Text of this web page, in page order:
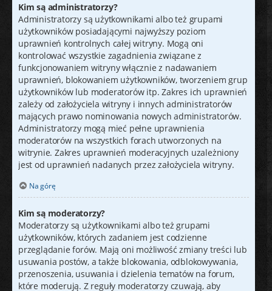
Kim są administratorzy?
Administratorzy są użytkownikami albo też grupami
użytkowników posiadającymi najwyższy poziom
uprawnień kontrolnych całej witryny. Mogą oni
kontrolować wszystkie zagadnienia związane z
funkcjonowaniem witryny włącznie z nadawaniem
uprawnień, blokowaniem użytkowników, tworzeniem grup
użytkowników lub moderatorów itp. Zakres ich uprawnień
zależy od założyciela witryny i innych administratorów
mających prawo nominowania nowych administratorów.
Administratorzy mogą mieć pełne uprawnienia
moderatorów na wszystkich forach utworzonych na
witrynie. Zakres uprawnień moderacyjnych uzależniony
jest od uprawnień nadanych przez założyciela witryny.
Na górę
Kim są moderatorzy?
Moderatorzy są użytkownikami albo też grupami
użytkowników, których zadaniem jest codzienne
przeglądanie forów. Mają oni możliwość zmiany treści lub
usuwania postów, a także blokowania, odblokowywania,
przenoszenia, usuwania i dzielenia tematów na forum,
które moderują. Z reguły moderatorzy czuwają, aby